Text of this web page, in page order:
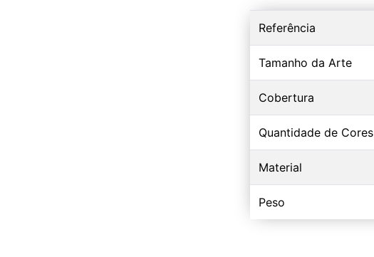
Referência
Tamanho da Arte
Cobertura
Quantidade de Cores
Material
Peso